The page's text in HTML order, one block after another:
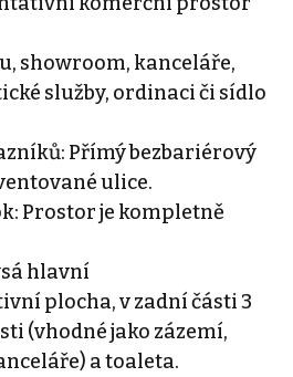
showroom, kanceláře,
služby, ordinaci či sídlo
Přímý bezbariérový
ulice.
Prostor je kompletně
hlavní
plocha, v zadní části 3
(vhodné jako zázemí,
a toaleta.